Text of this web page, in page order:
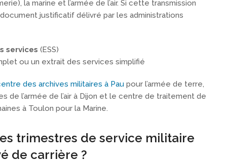
la marine et l’armée de l’air. Si cette transmission
document justificatif délivré par les administrations
services (ESS)
ou un extrait des services simplifié
des archives militaires à Pau pour l’armée de terre,
de l’armée de l’air à Dijon et le centre de traitement de
à Toulon pour la Marine.
trimestres de service militaire
de carrière ?